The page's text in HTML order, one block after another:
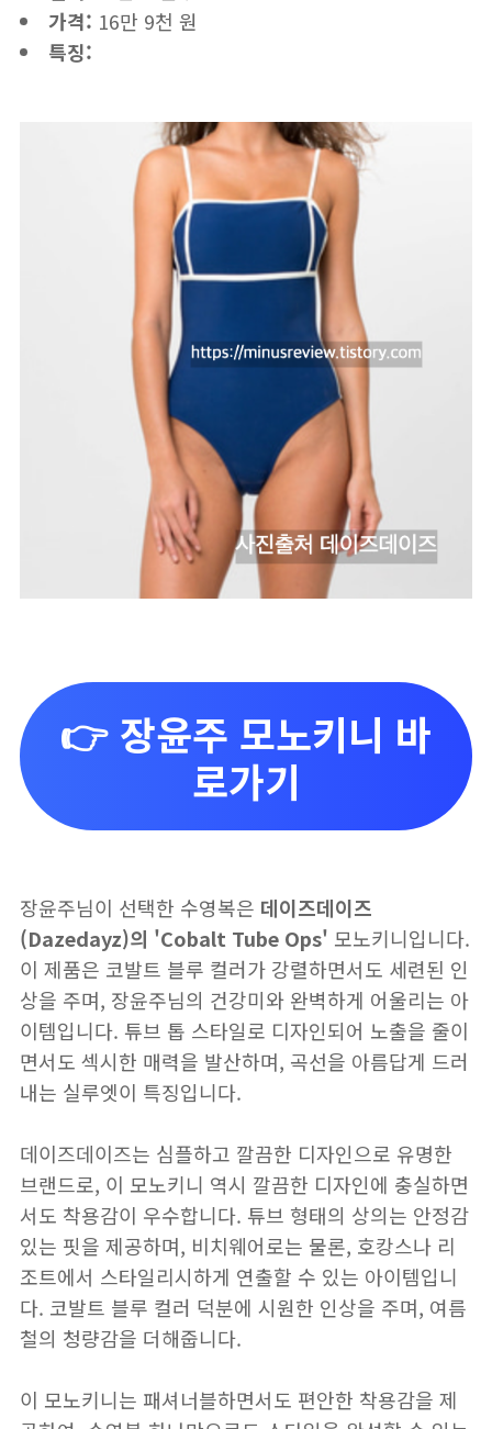
가격: 16만 9천 원
특징:
👉 장윤주 모노키니 바
로가기
장윤주님이 선택한 수영복은 데이즈데이즈
(Dazedayz)의 'Cobalt Tube Ops' 모노키니입니다.
이 제품은 코발트 블루 컬러가 강렬하면서도 세련된 인
상을 주며, 장윤주님의 건강미와 완벽하게 어울리는 아
이템입니다. 튜브 톱 스타일로 디자인되어 노출을 줄이
면서도 섹시한 매력을 발산하며, 곡선을 아름답게 드러
내는 실루엣이 특징입니다.
데이즈데이즈는 심플하고 깔끔한 디자인으로 유명한
브랜드로, 이 모노키니 역시 깔끔한 디자인에 충실하면
서도 착용감이 우수합니다. 튜브 형태의 상의는 안정감
있는 핏을 제공하며, 비치웨어로는 물론, 호캉스나 리
조트에서 스타일리시하게 연출할 수 있는 아이템입니
다. 코발트 블루 컬러 덕분에 시원한 인상을 주며, 여름
철의 청량감을 더해줍니다.
이 모노키니는 패셔너블하면서도 편안한 착용감을 제